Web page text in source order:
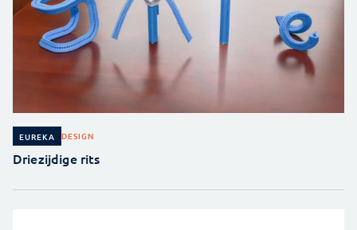
EUREKA DESIGN
Driezijdige rits